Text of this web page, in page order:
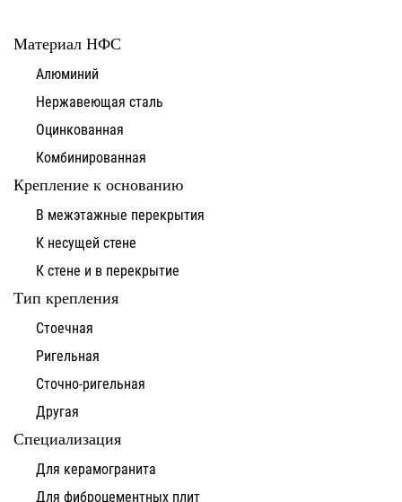
Материал НФС
Алюминий
Нержавеющая сталь
Оцинкованная
Комбинированная
Крепление к основанию
В межэтажные перекрытия
К несущей стене
К стене и в перекрытие
Тип крепления
Стоечная
Ригельная
Сточно-ригельная
Другая
Специализация
Для керамогранита
Для фиброцементных плит